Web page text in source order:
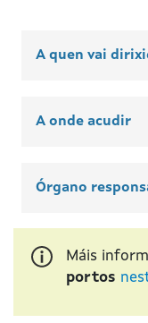
A quen vai
A onde acudir
Órgano
Máis
portos